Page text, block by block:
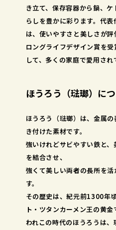
き立て、保存容器から鍋、
らしを豊かに彩ります。代
は、使いやすさと美しさが
ロングライフデザイン賞を
して、多くの家庭で愛用され
ほうろう（琺瑯）に
ほうろう（琺瑯）は、金属
き付けた素材です。
強いけれどサビやすい鉄と
を結合させ、
強くて美しい両者の長所を
す。
その歴史は、紀元前1300年
ト・ツタンカーメン王の黄
われこの時代のほうろうは